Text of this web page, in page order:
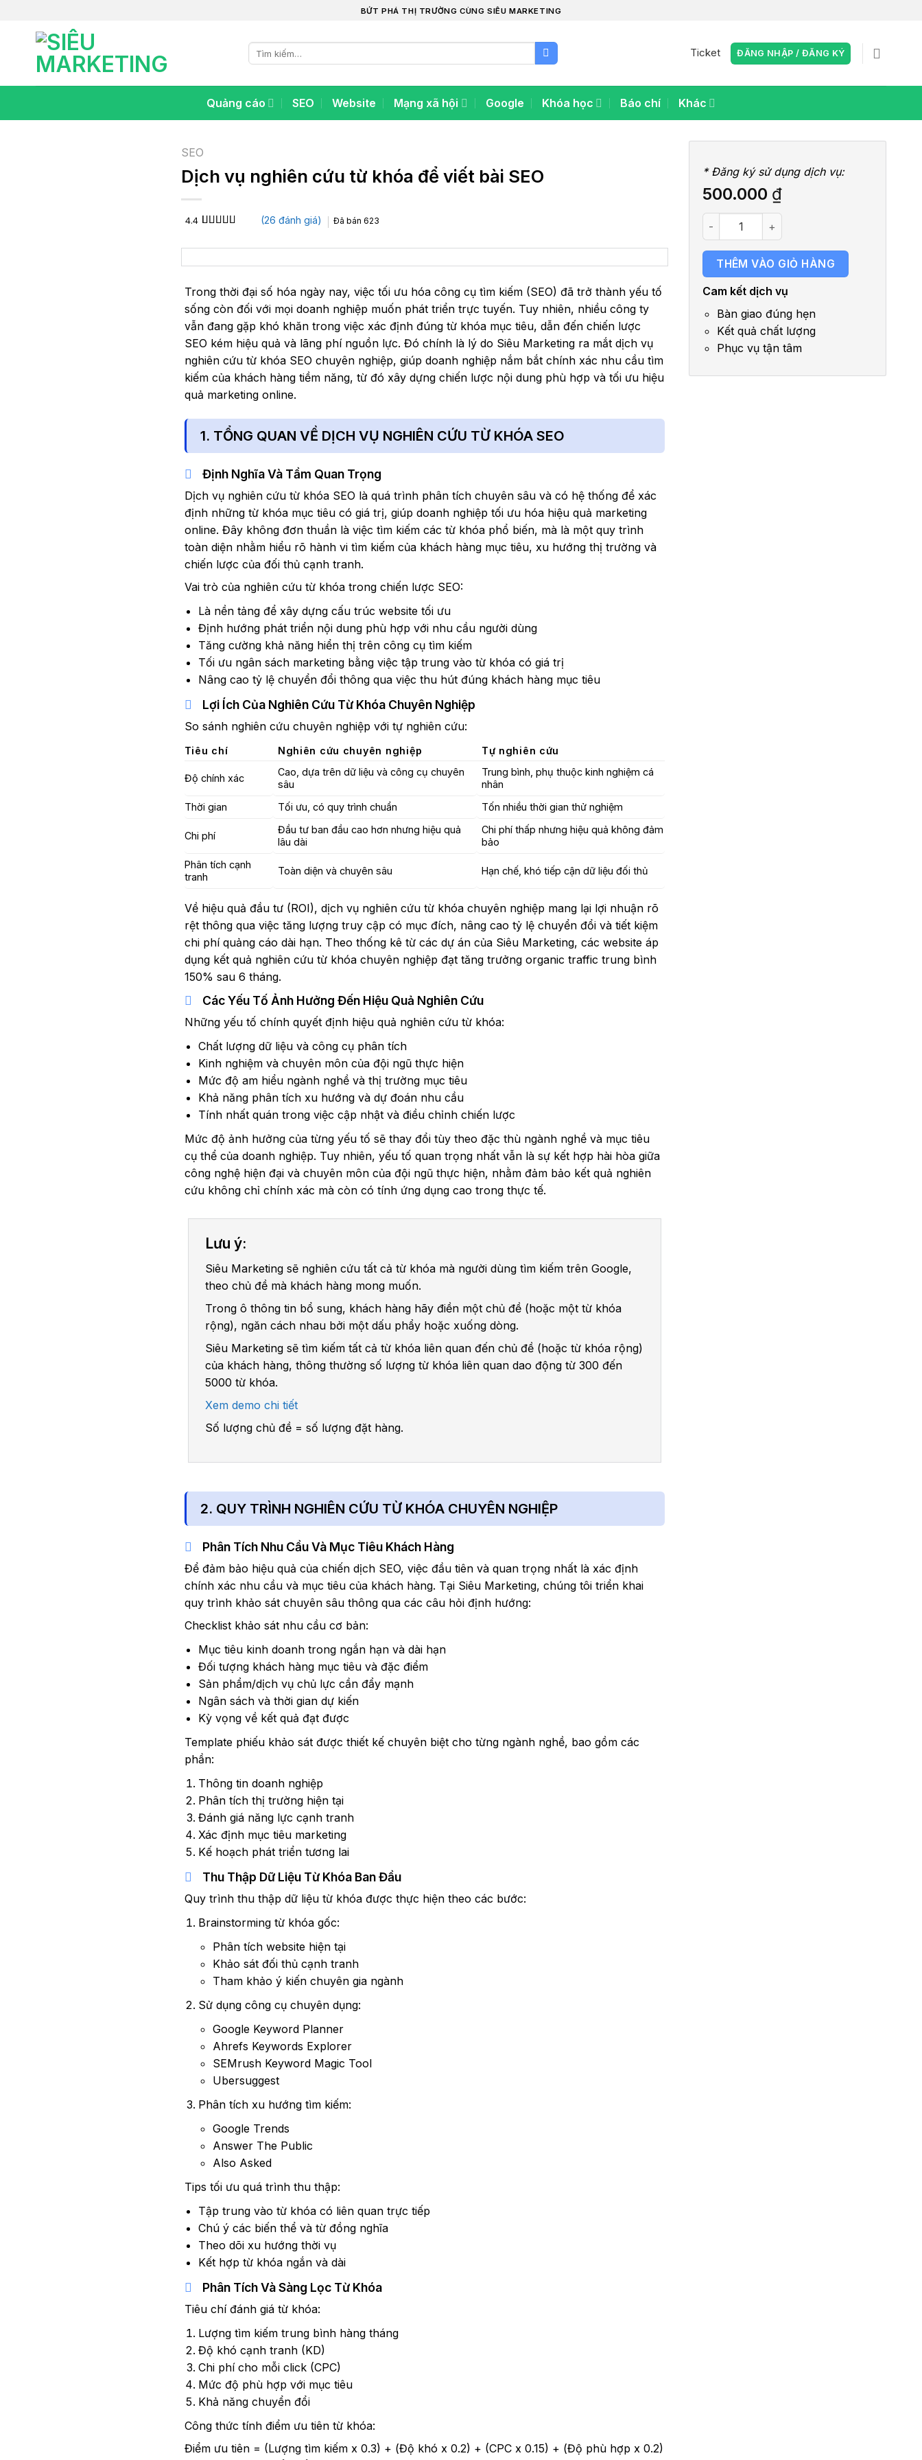
BỨT PHÁ THỊ TRƯỜNG CÙNG SIÊU MARKETING
Tìm
kiếm:
Ticket ĐĂNG NHẬP / ĐĂNG KÝ
Quảng cáo SEO Website Mạng xã hội Google Khóa học Báo chí Khác
SEO
Dịch vụ nghiên cứu từ khóa để viết bài SEO
4.4
đánh giá
(26 đánh giá) Đã bán 623
Trong thời đại số hóa ngày nay, việc tối ưu hóa công cụ tìm kiếm (SEO) đã trở thành yếu tố
sống còn đối với mọi doanh nghiệp muốn phát triển trực tuyến. Tuy nhiên, nhiều công ty
vẫn đang gặp khó khăn trong việc xác định đúng từ khóa mục tiêu, dẫn đến chiến lược
SEO kém hiệu quả và lãng phí nguồn lực. Đó chính là lý do Siêu Marketing ra mắt dịch vụ
nghiên cứu từ khóa SEO chuyên nghiệp, giúp doanh nghiệp nắm bắt chính xác nhu cầu tìm
kiếm của khách hàng tiềm năng, từ đó xây dựng chiến lược nội dung phù hợp và tối ưu hiệu
quả marketing online.
1. TỔNG QUAN VỀ DỊCH VỤ NGHIÊN CỨU TỪ KHÓA SEO
Định Nghĩa Và Tầm Quan Trọng
Dịch vụ nghiên cứu từ khóa SEO là quá trình phân tích chuyên sâu và có hệ thống để xác
định những từ khóa mục tiêu có giá trị, giúp doanh nghiệp tối ưu hóa hiệu quả marketing
online. Đây không đơn thuần là việc tìm kiếm các từ khóa phổ biến, mà là một quy trình
toàn diện nhằm hiểu rõ hành vi tìm kiếm của khách hàng mục tiêu, xu hướng thị trường và
chiến lược của đối thủ cạnh tranh.
Vai trò của nghiên cứu từ khóa trong chiến lược SEO:
Là nền tảng để xây dựng cấu trúc website tối ưu
Định hướng phát triển nội dung phù hợp với nhu cầu người dùng
Tăng cường khả năng hiển thị trên công cụ tìm kiếm
Tối ưu ngân sách marketing bằng việc tập trung vào từ khóa có giá trị
Nâng cao tỷ lệ chuyển đổi thông qua việc thu hút đúng khách hàng mục tiêu
Lợi Ích Của Nghiên Cứu Từ Khóa Chuyên Nghiệp
So sánh nghiên cứu chuyên nghiệp với tự nghiên cứu:
Tiêu chí Nghiên cứu chuyên nghiệp Tự nghiên cứu
Độ chính xác
Cao, dựa trên dữ liệu và công cụ chuyên
sâu
Trung bình, phụ thuộc kinh nghiệm cá
nhân
Thời gian
Tối ưu, có quy trình chuẩn Tốn nhiều thời gian thử nghiệm
Chi phí
Đầu tư ban đầu cao hơn nhưng hiệu quả
lâu dài
Chi phí thấp nhưng hiệu quả không đảm
bảo
Phân tích cạnh
tranh
Toàn diện và chuyên sâu Hạn chế, khó tiếp cận dữ liệu đối thủ
Về hiệu quả đầu tư (ROI), dịch vụ nghiên cứu từ khóa chuyên nghiệp mang lại lợi nhuận rõ
rệt thông qua việc tăng lượng truy cập có mục đích, nâng cao tỷ lệ chuyển đổi và tiết kiệm
chi phí quảng cáo dài hạn. Theo thống kê từ các dự án của Siêu Marketing, các website áp
dụng kết quả nghiên cứu từ khóa chuyên nghiệp đạt tăng trưởng organic traffic trung bình
150% sau 6 tháng.
Các Yếu Tố Ảnh Hưởng Đến Hiệu Quả Nghiên Cứu
Những yếu tố chính quyết định hiệu quả nghiên cứu từ khóa:
Chất lượng dữ liệu và công cụ phân tích
Kinh nghiệm và chuyên môn của đội ngũ thực hiện
Mức độ am hiểu ngành nghề và thị trường mục tiêu
Khả năng phân tích xu hướng và dự đoán nhu cầu
Tính nhất quán trong việc cập nhật và điều chỉnh chiến lược
Mức độ ảnh hưởng của từng yếu tố sẽ thay đổi tùy theo đặc thù ngành nghề và mục tiêu
cụ thể của doanh nghiệp. Tuy nhiên, yếu tố quan trọng nhất vẫn là sự kết hợp hài hòa giữa
công nghệ hiện đại và chuyên môn của đội ngũ thực hiện, nhằm đảm bảo kết quả nghiên
cứu không chỉ chính xác mà còn có tính ứng dụng cao trong thực tế.
Lưu ý:
Siêu Marketing sẽ nghiên cứu tất cả từ khóa mà người dùng tìm kiếm trên Google,
theo chủ đề mà khách hàng mong muốn.
Trong ô thông tin bổ sung, khách hàng hãy điền một chủ đề (hoặc một từ khóa
rộng), ngăn cách nhau bởi một dấu phẩy hoặc xuống dòng.
Siêu Marketing sẽ tìm kiếm tất cả từ khóa liên quan đến chủ đề (hoặc từ khóa rộng)
của khách hàng, thông thường số lượng từ khóa liên quan dao động từ 300 đến
5000 từ khóa.
Xem demo chi tiết
Số lượng chủ đề = số lượng đặt hàng.
2. QUY TRÌNH NGHIÊN CỨU TỪ KHÓA CHUYÊN NGHIỆP
Phân Tích Nhu Cầu Và Mục Tiêu Khách Hàng
Để đảm bảo hiệu quả của chiến dịch SEO, việc đầu tiên và quan trọng nhất là xác định
chính xác nhu cầu và mục tiêu của khách hàng. Tại Siêu Marketing, chúng tôi triển khai
quy trình khảo sát chuyên sâu thông qua các câu hỏi định hướng:
Checklist khảo sát nhu cầu cơ bản:
Mục tiêu kinh doanh trong ngắn hạn và dài hạn
Đối tượng khách hàng mục tiêu và đặc điểm
Sản phẩm/dịch vụ chủ lực cần đẩy mạnh
Ngân sách và thời gian dự kiến
Kỳ vọng về kết quả đạt được
Template phiếu khảo sát được thiết kế chuyên biệt cho từng ngành nghề, bao gồm các
phần:
Thông tin doanh nghiệp
Phân tích thị trường hiện tại
Đánh giá năng lực cạnh tranh
Xác định mục tiêu marketing
Kế hoạch phát triển tương lai
Thu Thập Dữ Liệu Từ Khóa Ban Đầu
Quy trình thu thập dữ liệu từ khóa được thực hiện theo các bước:
Brainstorming từ khóa gốc:
Phân tích website hiện tại
Khảo sát đối thủ cạnh tranh
Tham khảo ý kiến chuyên gia ngành
Sử dụng công cụ chuyên dụng:
Google Keyword Planner
Ahrefs Keywords Explorer
SEMrush Keyword Magic Tool
Ubersuggest
Phân tích xu hướng tìm kiếm:
Google Trends
Answer The Public
Also Asked
Tips tối ưu quá trình thu thập:
Tập trung vào từ khóa có liên quan trực tiếp
Chú ý các biến thể và từ đồng nghĩa
Theo dõi xu hướng thời vụ
Kết hợp từ khóa ngắn và dài
Phân Tích Và Sàng Lọc Từ Khóa
Tiêu chí đánh giá từ khóa:
Lượng tìm kiếm trung bình hàng tháng
Độ khó cạnh tranh (KD)
Chi phí cho mỗi click (CPC)
Mức độ phù hợp với mục tiêu
Khả năng chuyển đổi
Công thức tính điểm ưu tiên từ khóa:
Điểm ưu tiên = (Lượng tìm kiếm x 0.3) + (Độ khó x 0.2) + (CPC x 0.15) + (Độ phù hợp x 0.2)
* Đăng ký sử dụng dịch vụ:
500.000 ₫
Dịch vụ nghiên cứu từ khóa để viết bài
THÊM VÀO GIỎ HÀNG
Cam kết dịch vụ
Bàn giao đúng hẹn
Kết quả chất lượng
Phục vụ tận tâm